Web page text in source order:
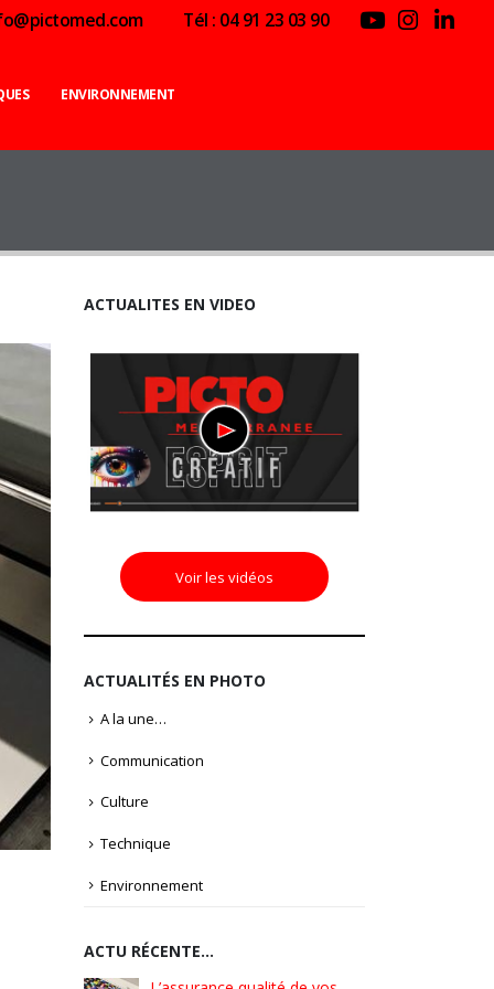
Tél : 04 91 23 03 90
ENVIRONNEMENT
ACTUALITES EN VIDEO
Voir les vidéos
ACTUALITÉS EN PHOTO
A la une…
Communication
Culture
Technique
Environnement
ACTU RÉCENTE…